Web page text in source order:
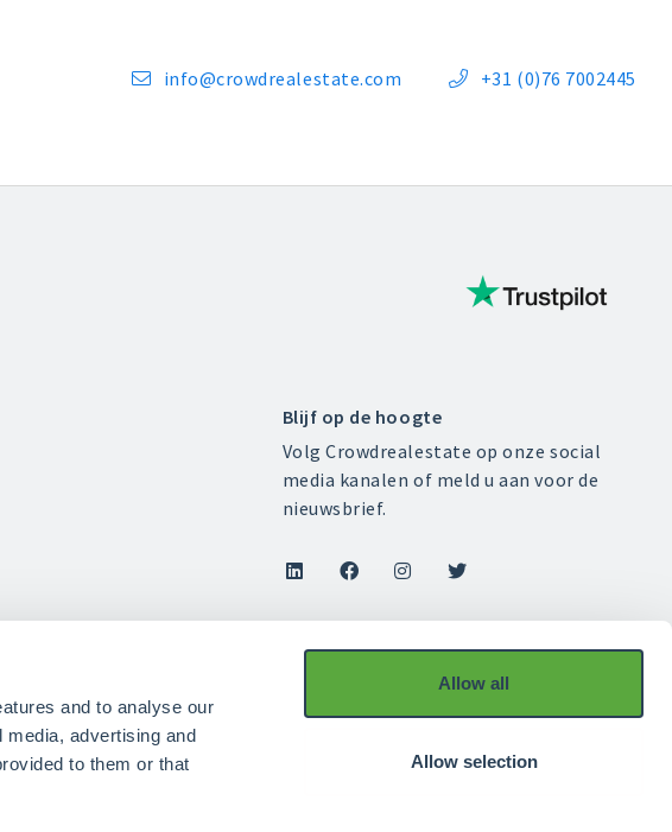
and to analyse our
advertising and
to them or that
Allow all
Allow selection
 info@crowdrealestate.com  +31 (0)76 7002445
Blijf op de hoogte
Volg Crowdrealestate op onze social
media kanalen of meld u aan voor de
nieuwsbrief.
   